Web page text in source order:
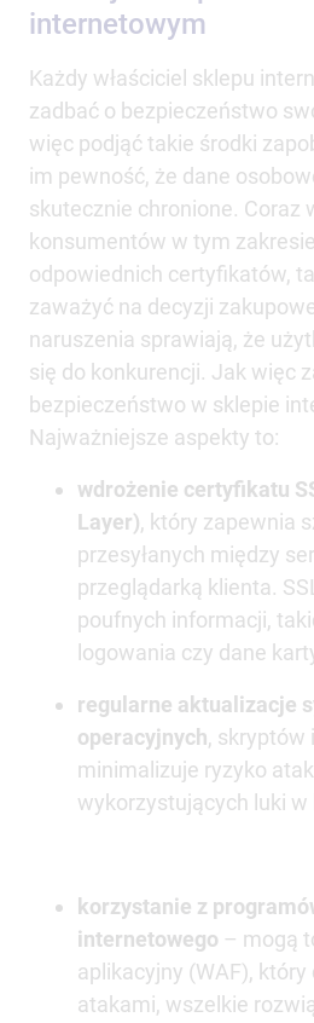
internetowym
Każdy właściciel sklepu
zadbać o bezpieczeństwo
więc podjąć takie środki
im pewność, że dane
skutecznie chronione. Coraz
konsumentów w tym
odpowiednich certyfikatów,
zaważyć na decyzji
naruszenia sprawiają, że
się do konkurencji. Jak więc
bezpieczeństwo w sklepie
Najważniejsze aspekty to:
wdrożenie certyfikatu
Layer), który zapewnia
przesyłanych między
przeglądarką klienta.
poufnych informacji,
logowania czy dane
regularne aktualizacje
operacyjnych, skryptów
minimalizuje ryzyko
wykorzystujących luki
korzystanie z
internetowego – mogą
aplikacyjny (WAF), który
atakami, wszelkie